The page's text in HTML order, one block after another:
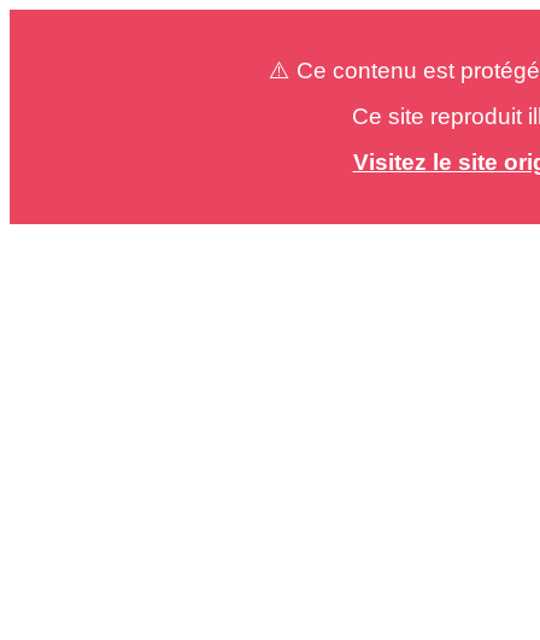
⚠️ Ce contenu est
Ce site reproduit
Visitez le site